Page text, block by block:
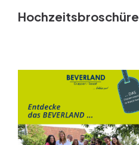
Hochzeitsbroschüre